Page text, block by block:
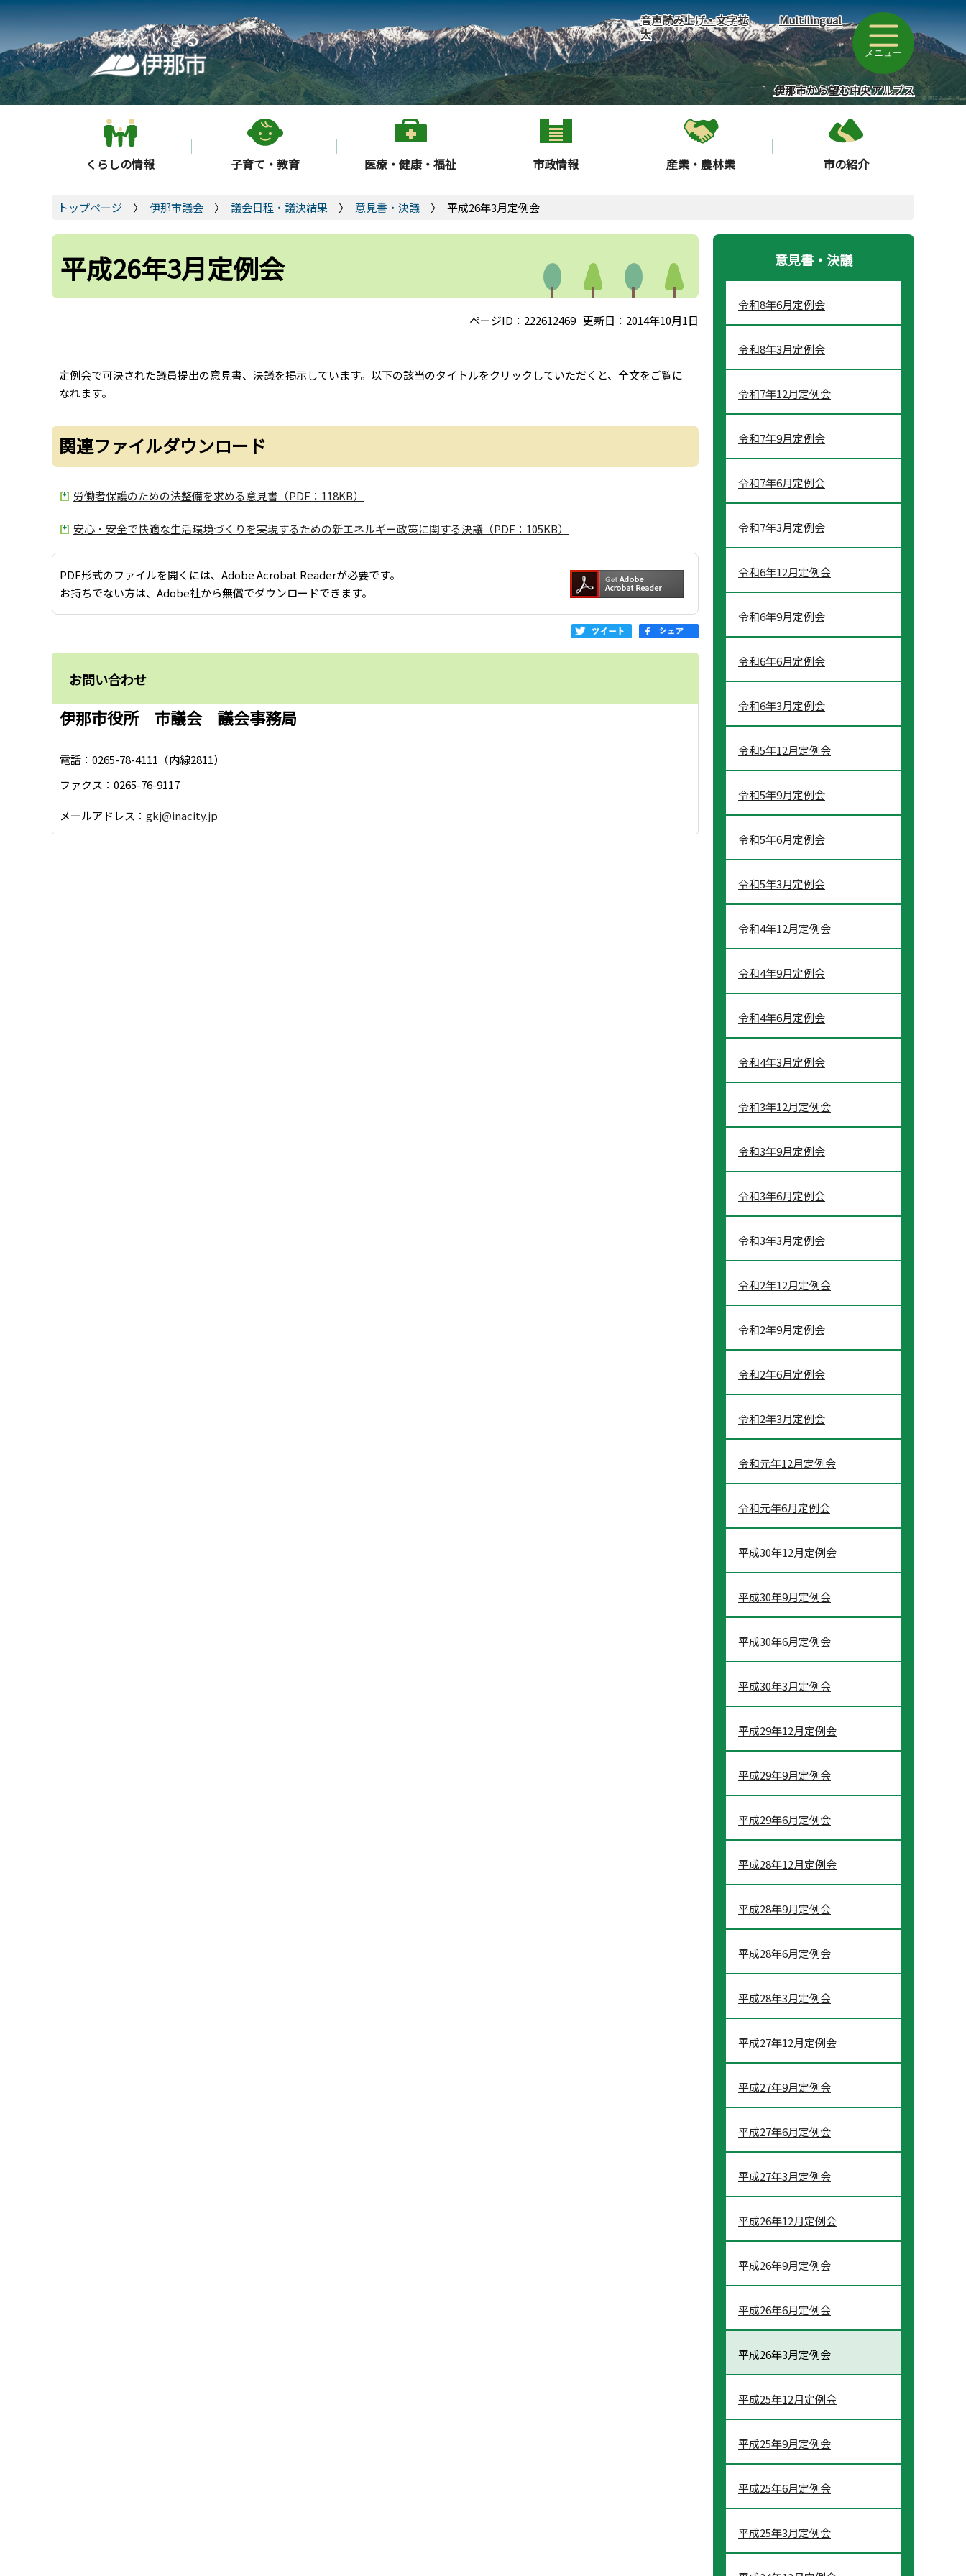
こ
の
ペ
ー
ジ
の
音声読み上げ・文字拡
大
Multilingual
メニュー
伊那市から望む中央アルプス
くらしの情報 子育て・教育 医療・健康・福祉 市政情報 産業・農林業 市の紹介
トップページ 伊那市議会 議会日程・議決結果 意見書・決議 平成26年3月定例会
平成26年3月定例会
ページID：222612469 更新日：2014年10月1日
定例会で可決された議員提出の意見書、決議を掲示しています。以下の該当のタイトルをクリックしていただくと、全文をご覧に
なれます。
関連ファイルダウンロード
労働者保護のための法整備を求める意見書（PDF：118KB）
安心・安全で快適な生活環境づくりを実現するための新エネルギー政策に関する決議（PDF：105KB）
PDF形式のファイルを開くには、Adobe Acrobat Readerが必要です。
お持ちでない方は、Adobe社から無償でダウンロードできます。
お問い合わせ
伊那市役所 市議会 議会事務局
電話：0265-78-4111（内線2811）
ファクス：0265-76-9117
メールアドレス： gkj@inacity.jp
意見書・決議
令和8年6月定例会
令和8年3月定例会
令和7年12月定例会
令和7年9月定例会
令和7年6月定例会
令和7年3月定例会
令和6年12月定例会
令和6年9月定例会
令和6年6月定例会
令和6年3月定例会
令和5年12月定例会
令和5年9月定例会
令和5年6月定例会
令和5年3月定例会
令和4年12月定例会
令和4年9月定例会
令和4年6月定例会
令和4年3月定例会
令和3年12月定例会
令和3年9月定例会
令和3年6月定例会
令和3年3月定例会
令和2年12月定例会
令和2年9月定例会
令和2年6月定例会
令和2年3月定例会
令和元年12月定例会
令和元年6月定例会
平成30年12月定例会
平成30年9月定例会
平成30年6月定例会
平成30年3月定例会
平成29年12月定例会
平成29年9月定例会
平成29年6月定例会
平成28年12月定例会
平成28年9月定例会
平成28年6月定例会
平成28年3月定例会
平成27年12月定例会
平成27年9月定例会
平成27年6月定例会
平成27年3月定例会
平成26年12月定例会
平成26年9月定例会
平成26年6月定例会
平成26年3月定例会
平成25年12月定例会
平成25年9月定例会
平成25年6月定例会
平成25年3月定例会